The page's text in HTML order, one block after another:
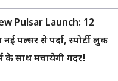
Pulsar Launch: 12
पल्सर से पर्दा, स्पोर्टी लुक
के साथ मचायेगी गदर!